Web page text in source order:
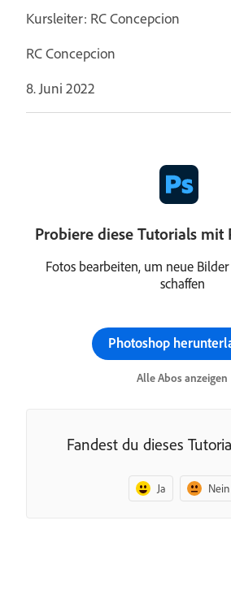
Kursleiter: RC Concepcion
RC Concepcion
8. Juni 2022
Probiere diese Tutorials mit
Fotos bearbeiten, um neue
schaffen
Photoshop
Alle Abos anzeigen
Fandest du dieses
Ja Nein